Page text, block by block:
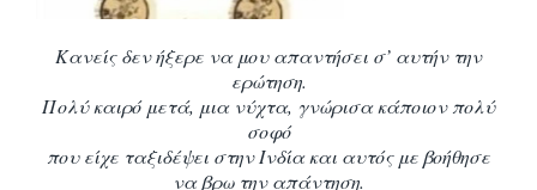
Κανείς δεν ήξερε να μου απαντήσει σ’ αυτήν την
ερώτηση.
Πολύ καιρό μετά, μια νύχτα, γνώρισα κάποιον πολύ
σοφό
που είχε ταξιδέψει στην Ινδία και αυτός με βοήθησε
να βρω την απάντηση.